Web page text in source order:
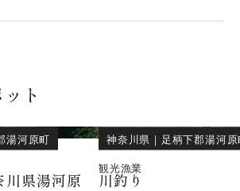
ト
湯河原町
川県湯河原
神奈川県 ｜ 足柄下郡湯河
観光漁業
川釣り